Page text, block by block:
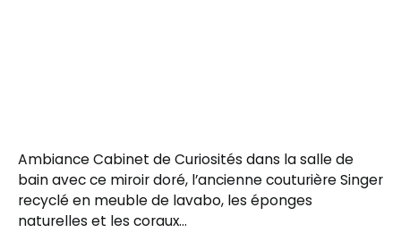
Ambiance Cabinet de Curiosités dans la salle de
bain avec ce miroir doré, l’ancienne couturière Singer
recyclé en meuble de lavabo, les éponges
naturelles et les coraux…